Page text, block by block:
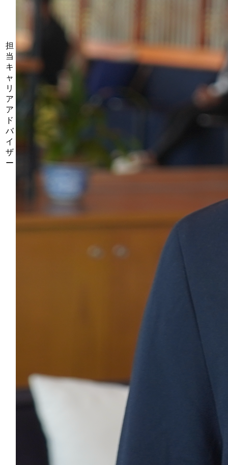
担
当
キ
ャ
リ
ア
ア
ド
バ
イ
ザ
ー